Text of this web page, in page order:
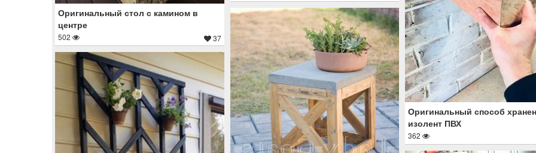
Оригинальный стол с камином в
центре
502 37
Оригинальный способ
изолент ПВХ
362